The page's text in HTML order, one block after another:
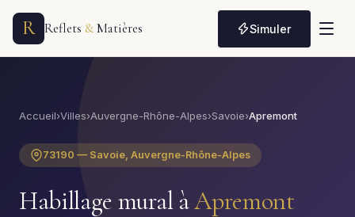
R Reflets &Matières Simuler
Accueil›Villes›Auvergne-Rhône-Alpes›Savoie›Apremont
73190 — Savoie, Auvergne-Rhône-Alpes
Habillage mural àApremont